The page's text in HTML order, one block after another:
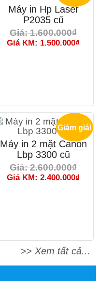
Máy in Hp Laser
P2035 cũ
Giá: 1.600.000₫
Giá KM: 1.500.000₫
Giảm giá!
Máy in 2 mặt Canon
Lbp 3300 cũ
Giá: 2.600.000₫
Giá KM: 2.400.000₫
>> Xem tất cả...